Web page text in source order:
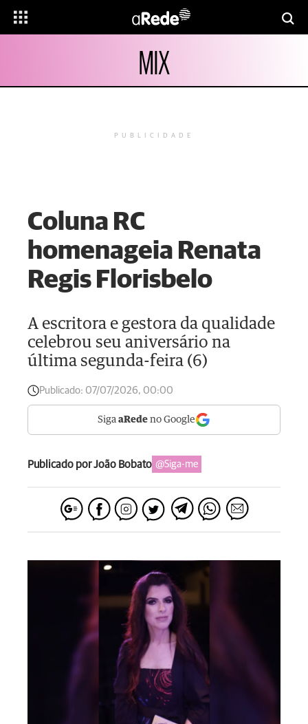
MIX
PUBLICIDADE
Coluna RC
homenageia Renata
Regis Florisbelo
A escritora e gestora da qualidade
celebrou seu aniversário na
última segunda-feira (6)
Publicado: 07/07/2026, 00:00
Siga aRede no Google
Publicado por João Bobato @Siga-me